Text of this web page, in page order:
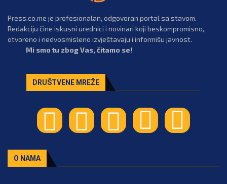
Press.co.me je profesionalan, odgovoran portal sa stavom.
Redakciju čine iskusni urednici i novinari koji beskompromisno,
otvoreno i nedvosmisleno izvještavaju i informišu javnost.
Mi smo tu zbog Vas, čitamo se!
DRUŠTVENE MREŽE
O NAMA